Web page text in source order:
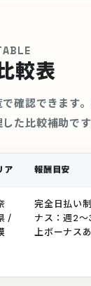
較表
確認できます
た比較補助です
ア 報酬目安
/
完全日払い
ナス：週2
上ボーナスあ